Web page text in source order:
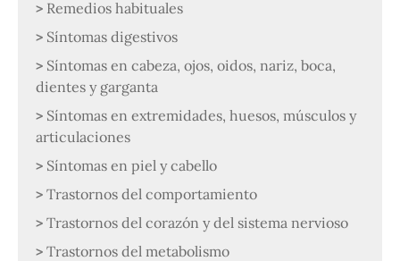
Remedios habituales
Síntomas digestivos
Síntomas en cabeza, ojos, oidos, nariz, boca,
dientes y garganta
Síntomas en extremidades, huesos, músculos y
articulaciones
Síntomas en piel y cabello
Trastornos del comportamiento
Trastornos del corazón y del sistema nervioso
Trastornos del metabolismo